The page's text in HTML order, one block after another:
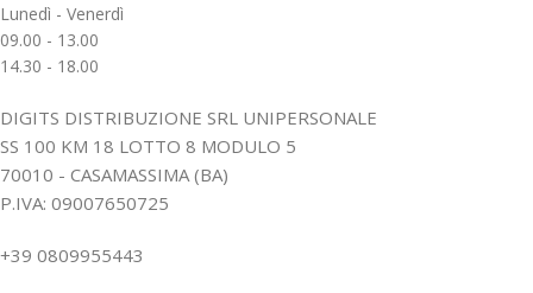
Lunedì - Venerdì
09.00 - 13.00
14.30 - 18.00
DIGITS DISTRIBUZIONE SRL UNIPERSONALE
SS 100 KM 18 LOTTO 8 MODULO 5
70010 - CASAMASSIMA (BA)
P.IVA: 09007650725
+39 0809955443